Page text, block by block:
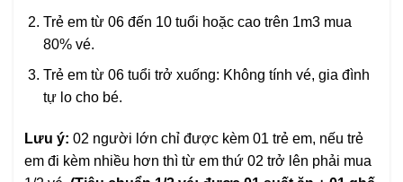
Trẻ em từ 06 đến 10 tuổi hoặc cao trên 1m3 mua
80% vé.
Trẻ em từ 06 tuổi trở xuống: Không tính vé, gia đình
tự lo cho bé.
Lưu ý: 02 người lớn chỉ được kèm 01 trẻ em, nếu trẻ
em đi kèm nhiều hơn thì từ em thứ 02 trở lên phải mua